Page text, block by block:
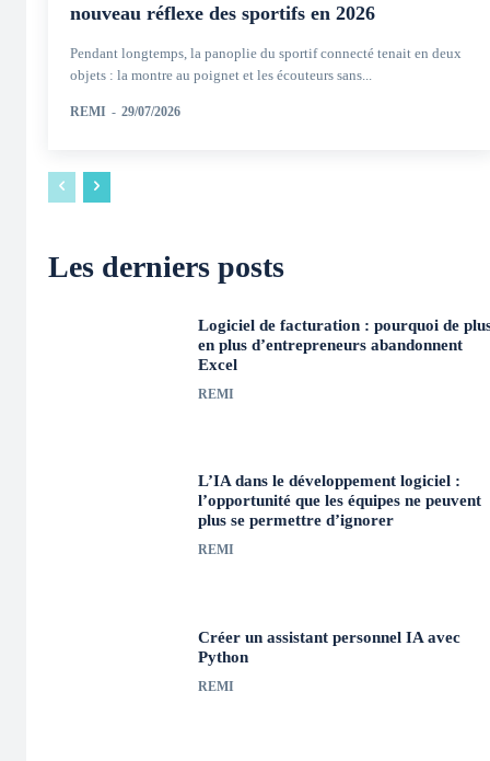
nouveau réflexe des sportifs en 2026
Pendant longtemps, la panoplie du sportif connecté tenait en deux
objets : la montre au poignet et les écouteurs sans...
REMI - 29/07/2026
Les derniers posts
Logiciel de facturation : pourquoi de
en plus d’entrepreneurs abandonnent
Excel
REMI
L’IA dans le développement logiciel :
l’opportunité que les équipes ne peuvent
plus se permettre d’ignorer
REMI
Créer un assistant personnel IA avec
Python
REMI